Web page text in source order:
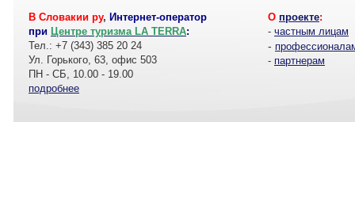
В Словакии ру, Интернет-оператор
при Центре туризма LA TERRA:
Тел.: +7 (343) 385 20 24
Ул. Горького, 63, офис 503
ПН - СБ, 10.00 - 19.00
подробнее
О проекте:
- частным лицам
-
- партнерам